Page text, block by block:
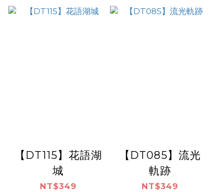
【DT115】花語湖
城
NT$349
【DT085】流光
軌跡
NT$349